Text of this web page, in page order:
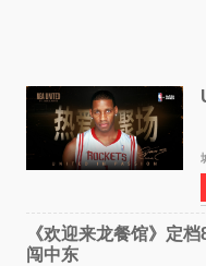
《欢迎来龙餐馆》定
闯中东